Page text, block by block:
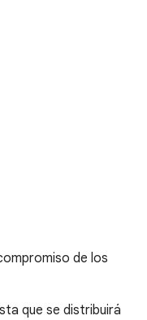
de los
que se distribuirá